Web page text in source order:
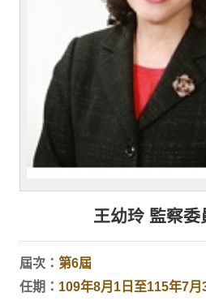
王幼玲 監察委
屆次： 第6屆
任期： 109年8月1日至115年7月